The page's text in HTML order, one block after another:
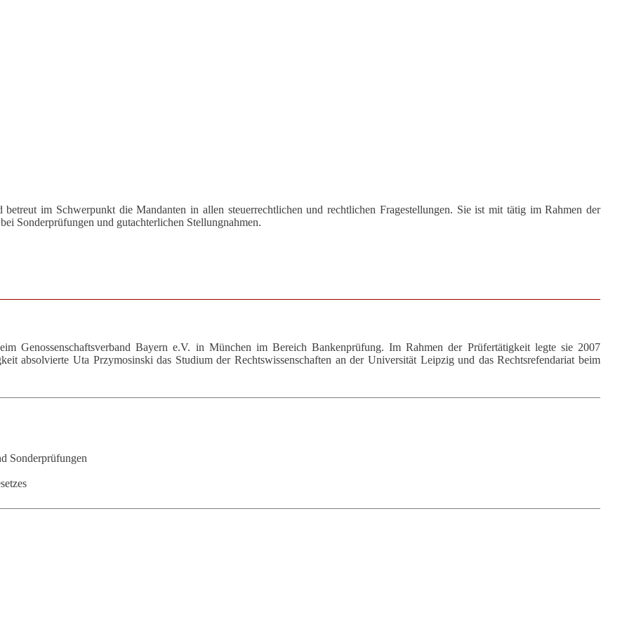
im Schwerpunkt die Mandanten in allen steuerrechtlichen und rechtlichen Fragestellungen. Sie ist mit tätig im Rahmen der
Sonderprüfungen und gutachterlichen Stellungnahmen.
Genossenschaftsverband Bayern e.V. in München im Bereich Bankenprüfung. Im Rahmen der Prüfertätigkeit legte sie 2007
absolvierte Uta Przymosinski das Studium der Rechtswissenschaften an der Universität Leipzig und das Rechtsrefendariat beim
Sonderprüfungen